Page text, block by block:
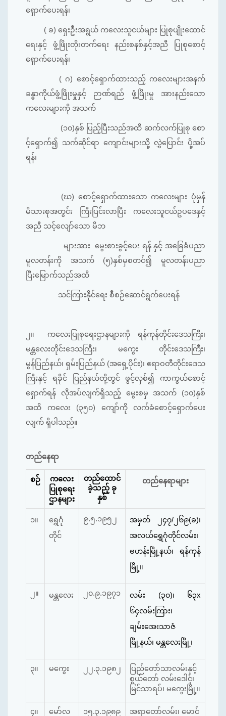
ရှောက်ပေးရန်၊
( ခ) ရှေးဦးအရွယ် ကလေးသူငယ်များ ပြုစုပျိုးထောင်
ရေးနှင့် ဖွံ့ဖြိုးတိုးတက်ရေး နည်းစနစ်နှင့်အညီ ပြုစုစောင့်
ရှောက်ပေးရန်၊
( ဂ) စောင့်ရှောက်ထားသည့် ကလေးများအနက်
ခန္ဓာကိုယ်ဖွံ့ဖြိုးမှုနှင့် ဉာဏ်ရည် ဖွံ့ဖြိုးမှု အားနည်းသော
ကလေးများကို အသက်
(၁၀)နှစ် ပြည့်ပြီးသည်အထိ ဆက်လက်ပြုစု စော
င့်ရှောက်၍ သက်ဆိုင်ရာ ကျောင်းများသို့ လွှဲပြောင်း ပို့အပ်
ရန်၊
(ဃ) စောင့်ရှောက်ထားသော ကလေးများ ပုံမှန်
မိသားစုအတွင်း ကြီးပြင်းလာပြီး ကလေးသူငယ်ဥပဒေနှင့်
အညီ သင့်လျော်သော မိဘ
များအား မွေးစားခွင့်ပေး ရန် နှင့် အခြေခံပညာ
မူလတန်းကို အသက် (၅)နှစ်မှစတင်၍ မူလတန်းပညာ
ပြီးမြောက်သည်အထိ
သင်ကြားနိုင်ရေး စီစဉ်ဆောင်ရွက်ပေးရန်
၂။
ကလေးပြုစုရေးဌာနများကို ရန်ကုန်တိုင်းဒေသကြီး၊
မန္တလေးတိုင်းဒေသကြီး၊ မကွေး တိုင်းဒေသကြီး၊
မွန်ပြည်နယ်၊ ရှမ်းပြည်နယ် (အရှေ့ပိုင်း)၊ ဧရာဝတီတိုင်းဒေသ
ကြီးနှင့် ရခိုင် ပြည်နယ်တို့တွင် ဖွင့်လှစ်၍ ကာကွယ်စောင့်
ရှောက်ရန် လိုအပ်လျက်ရှိသည့် မွေးစမှ အသက် (၁၀)နှစ်
အထိ ကလေး (၃၅၀) ကျော်ကို လက်ခံစောင့်ရှောက်ပေး
လျက် ရှိပါသည်။
တည်နေရာ
စဉ်
ကလေး
ပြုစုရေး
ဌာနများ
တည်ထောင်
ခဲ့သည့် ခု
နှစ်
တည်နေရာများ
၁။
ရွှေဂုံ
တိုင်
၉.၅.၁၉၅၂
အမှတ် ၂၄၇/၂၆၉(ခ)၊
အလယ်ရွှေဂုံတိုင်လမ်း၊
ဗဟန်းမြို့နယ်၊ ရန်ကုန်
မြို့။
၂။ မန္တလေး ၂၀.၉.၁၉၇၁
လမ်း (၃၀)၊ ၆၃x
၆၄လမ်းကြား၊
ချမ်းအေးသာဇံ
မြို့နယ်၊ မန္တလေးမြို့၊
၃။ မကွေး ၂၂.၃.၁၉၈၂
ပြည်တော်သာလမ်းနှင့်
စွယ်တော် လမ်းဒေါင့်၊
မြင်သာရပ်၊ မကွေးမြို့။
၄။
မော်လ
၁၅.၃.၁၉၈၉
အရာတော်လမ်း၊ မောင်